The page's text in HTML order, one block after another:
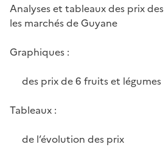
Analyses et tableaux des prix
les marchés de Guyane
Graphiques :
des prix de 6 fruits et légumes
Tableaux :
de l’évolution des prix